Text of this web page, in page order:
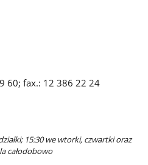
60; fax.: 12 386 22 24
15:30 we wtorki, czwartki oraz
całodobowo